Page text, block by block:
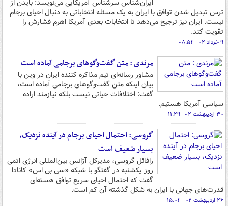
ایران‌شناس سرشناس آمریکایی می‌نویسد: بایدن از
ترس تبدیل شدن توافق با ایران به یک مسئله انتخاباتی به دنبال احیای برجام
نیست. ایران نیز ترجیح می‌دهد تا انتخابات بعدی آمریکا اهرم فشارش را
تقویت کند.
۹ خرداد ۰۲ - ۰۸:۵۴
مرندی : متن گفت‌وگوهای برجامی آماده است
مشاور رسانه‌ای تیم مذاکره کننده ایران در وین با
بیان اینکه متن گفت‌وگوهای برجامی آماده است،
گفت: اختلافات حیاتی نیست بلکه نیازمند اراده
سیاسی آمریکا هستیم.
۳۰ اردیبهشت ۰۲ - ۱۱:۲۹
گروسی: احتمال احیای برجام در آینده نزدیک،
بسیار ضعیف است
رافائل گروسی، مدیرکل آژانس بین‌المللی انرژی اتمی
روز یکشنبه در گفتگو با شبکه «سی بی اس» کانادا
گفت که احتمال احیای سریع توافق هسته‌ای
قدرت‌های جهانی با ایران به شکل گذشته آن کم است.
۲۶ اردیبهشت ۰۲ - ۱۵:۰۴